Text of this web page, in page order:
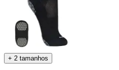
+ 2 tamanhos